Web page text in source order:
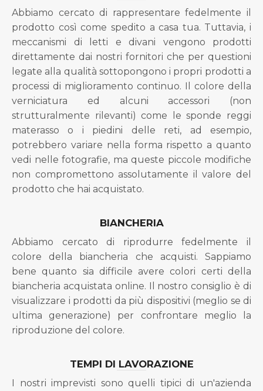
Abbiamo cercato di rappresentare fedelmente il
prodotto così come spedito a casa tua. Tuttavia, i
meccanismi di letti e divani vengono prodotti
direttamente dai nostri fornitori che per questioni
legate alla qualità sottopongono i propri prodotti a
processi di miglioramento continuo. Il colore della
verniciatura ed alcuni accessori (non
strutturalmente rilevanti) come le sponde reggi
materasso o i piedini delle reti, ad esempio,
potrebbero variare nella forma rispetto a quanto
vedi nelle fotografie, ma queste piccole modifiche
non compromettono assolutamente il valore del
prodotto che hai acquistato.
BIANCHERIA
Abbiamo cercato di riprodurre fedelmente il
colore della biancheria che acquisti. Sappiamo
bene quanto sia difficile avere colori certi della
biancheria acquistata online. Il nostro consiglio è di
visualizzare i prodotti da più dispositivi (meglio se di
ultima generazione) per confrontare meglio la
riproduzione del colore.
TEMPI DI LAVORAZIONE
I nostri imprevisti sono quelli tipici di un'azienda